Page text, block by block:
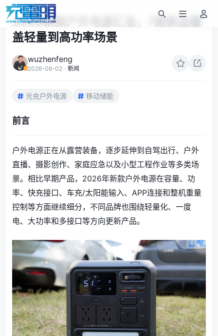
2026新款户外电源汇总，7款新品覆
盖轻量到高功率场景
wuzhenfeng
2026-06-02 · 新闻
光充户外电源 移动储能
前言
户外电源正在从露营装备，逐步延伸到自驾出行、户外
直播、摄影创作、家庭应急以及小型工程作业等多类场
景。相比早期产品，2026年新款户外电源在容量、功
率、快充接口、车充/太阳能输入、APP连接和整机重量
控制等方面继续细分，不同品牌也围绕轻量化、一度
电、大功率和多接口等方向更新产品。